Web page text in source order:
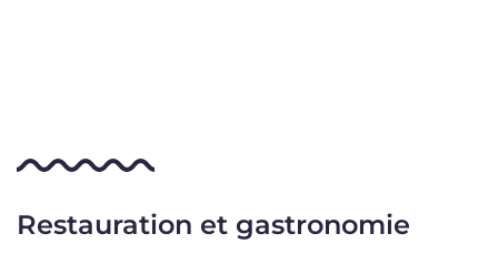
Restauration et gastronomie